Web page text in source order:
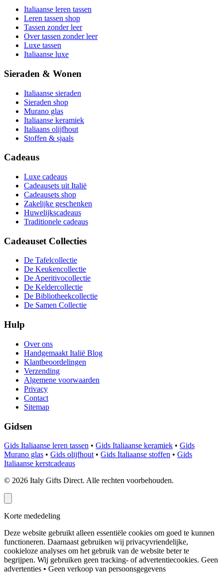
Italiaanse leren tassen
Leren tassen shop
Tassen zonder leer
Over tassen zonder leer
Luxe tassen
Italiaanse luxe
Sieraden & Wonen
Italiaanse sieraden
Sieraden shop
Murano glas
Italiaanse keramiek
Italiaans olijfhout
Stoffen & sjaals
Cadeaus
Luxe cadeaus
Cadeausets uit Italië
Cadeausets shop
Zakelijke geschenken
Huwelijkscadeaus
Traditionele cadeaus
Cadeauset Collecties
De Tafelcollectie
De Keukencollectie
De Aperitivocollectie
De Keldercollectie
De Bibliotheekcollectie
De Samen Collectie
Hulp
Over ons
Handgemaakt Italië Blog
Klantbeoordelingen
Verzending
Algemene voorwaarden
Privacy
Contact
Sitemap
Gidsen
Gids Italiaanse leren tassen • Gids Italiaanse keramiek • Gids
Murano glas • Gids olijfhout • Gids Italiaanse stoffen • Gids
Italiaanse kerstcadeaus
© 2026 Italy Gifts Direct. Alle rechten voorbehouden.
Korte mededeling
Deze website gebruikt alleen essentiële cookies om goed te kunnen
functioneren. Daarnaast gebruiken wij privacyvriendelijke,
cookieloze analyses om het gebruik van de website beter te
begrijpen. Wij gebruiken geen tracking- of advertentiecookies. Geen
advertenties • Geen verkoop van persoonsgegevens